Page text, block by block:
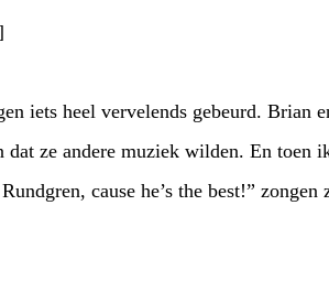
iets heel vervelends gebeurd. Brian
dat ze andere muziek wilden. En toen
cause he’s the best!”